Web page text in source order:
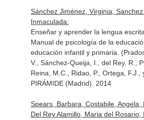
Sánchez Jiménez, Virginia,
Inmaculada:
Enseñar y aprender la lengua
Manual de psicología de la
educación infantil y primaria.
V., Sánchez-Queija, I., del Rey, R.,
Reina, M.C., Ridao, P., Ortega, F.J.,
PIRÁMIDE (Madrid). 2014
Spears, Barbara, Costabile, Angela,
Del Rey Alamillo, Maria del Rosario,